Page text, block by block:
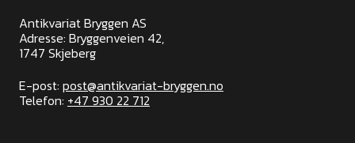
Antikvariat Bryggen AS
Adresse: Bryggenveien 42,
1747 Skjeberg
E-post: post@antikvariat-bryggen.no
Telefon: +47 930 22 712